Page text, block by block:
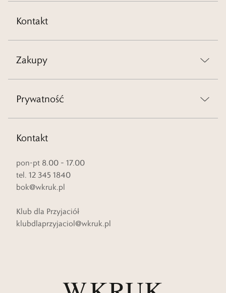
Kontakt
Zakupy
Prywatność
Kontakt
pon-pt 8.00 – 17.00
tel. 12 345 1840
bok@wkruk.pl
Klub dla Przyjaciół
klubdlaprzyjaciol@wkruk.pl